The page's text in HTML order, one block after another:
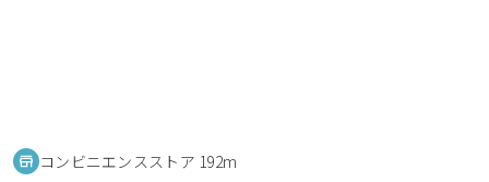
コンビニエンスストア 192m